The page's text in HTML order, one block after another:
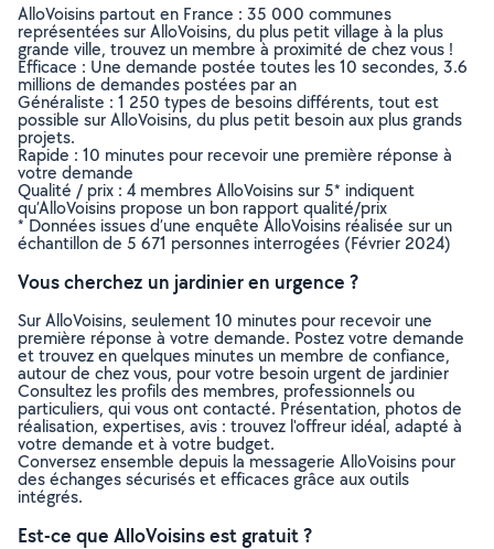
AlloVoisins partout en France : 35 000 communes
représentées sur AlloVoisins, du plus petit village à la plus
grande ville, trouvez un membre à proximité de chez vous !
Efficace : Une demande postée toutes les 10 secondes, 3.6
millions de demandes postées par an
Généraliste : 1 250 types de besoins différents, tout est
possible sur AlloVoisins, du plus petit besoin aux plus grands
projets.
Rapide : 10 minutes pour recevoir une première réponse à
votre demande
Qualité / prix : 4 membres AlloVoisins sur 5* indiquent
qu’AlloVoisins propose un bon rapport qualité/prix
* Données issues d’une enquête AlloVoisins réalisée sur un
échantillon de 5 671 personnes interrogées (Février 2024)
Vous cherchez un jardinier en urgence ?
Sur AlloVoisins, seulement 10 minutes pour recevoir une
première réponse à votre demande. Postez votre demande
et trouvez en quelques minutes un membre de confiance,
autour de chez vous, pour votre besoin urgent de jardinier
Consultez les profils des membres, professionnels ou
particuliers, qui vous ont contacté. Présentation, photos de
réalisation, expertises, avis : trouvez l'offreur idéal, adapté à
votre demande et à votre budget.
Conversez ensemble depuis la messagerie AlloVoisins pour
des échanges sécurisés et efficaces grâce aux outils
intégrés.
Est-ce que AlloVoisins est gratuit ?